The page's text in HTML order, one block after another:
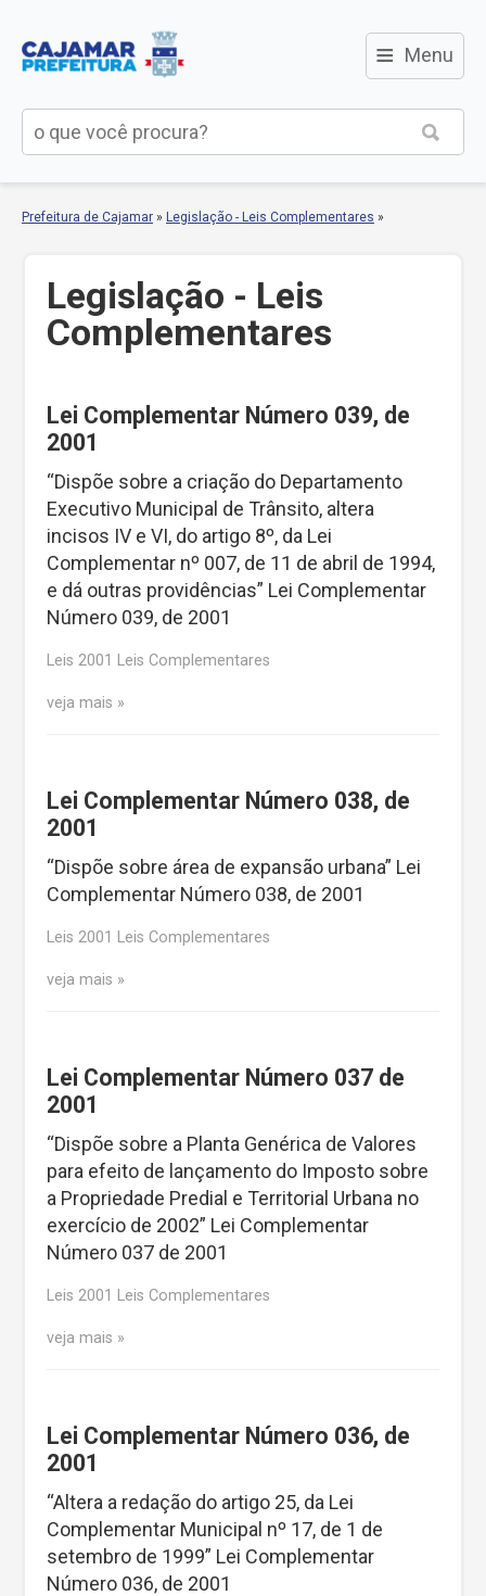
≡ Menu
Prefeitura de Cajamar » Legislação - Leis Complementares »
Legislação - Leis
Complementares
Lei Complementar Número 039, de
2001
“Dispõe sobre a criação do Departamento
Executivo Municipal de Trânsito, altera
incisos IV e VI, do artigo 8º, da Lei
Complementar nº 007, de 11 de abril de 1994,
e dá outras providências” Lei Complementar
Número 039, de 2001
Leis 2001 Leis Complementares
veja mais
Lei Complementar Número 038, de
2001
“Dispõe sobre área de expansão urbana” Lei
Complementar Número 038, de 2001
Leis 2001 Leis Complementares
veja mais
Lei Complementar Número 037 de
2001
“Dispõe sobre a Planta Genérica de Valores
para efeito de lançamento do Imposto sobre
a Propriedade Predial e Territorial Urbana no
exercício de 2002” Lei Complementar
Número 037 de 2001
Leis 2001 Leis Complementares
veja mais
Lei Complementar Número 036, de
2001
“Altera a redação do artigo 25, da Lei
Complementar Municipal nº 17, de 1 de
setembro de 1999” Lei Complementar
Número 036, de 2001